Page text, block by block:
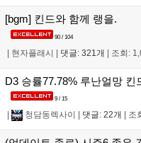
[bgm] 킨드와 함께 랭을.
90 / 104
| 현자플래시 | 댓글: 321개 | 조회:
D3 승률77.78% 루난얼망
9 / 15
청담동렉사이 댓글: 22개 조